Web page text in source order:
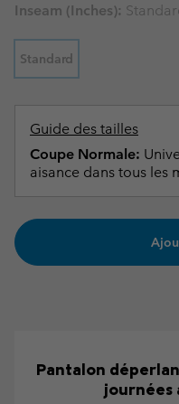
Inseam (inches):
Standard
Guide des tailles
Coupe Normale:
aisance dans tous les
Pantalon
journées